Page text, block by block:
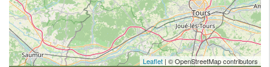
Leaflet | © OpenStreetMap contributors